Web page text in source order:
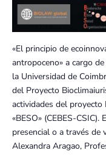
«El principio de
antropoceno» a cargo
la Universidad de
del Proyecto
actividades del
«BESO» (CEBES-
presencial o a través de
Alexandra Aragao,